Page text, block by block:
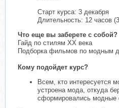
Старт курса: 3 декабря
Длительность: 12 часов
Что еще вы заберете с собой?
Гайд по стилям XX века
Подборка фильмов по модным
Кому подойдет курс?
Всем, кто интересуется
устроена мода, откуда
сформировались модные